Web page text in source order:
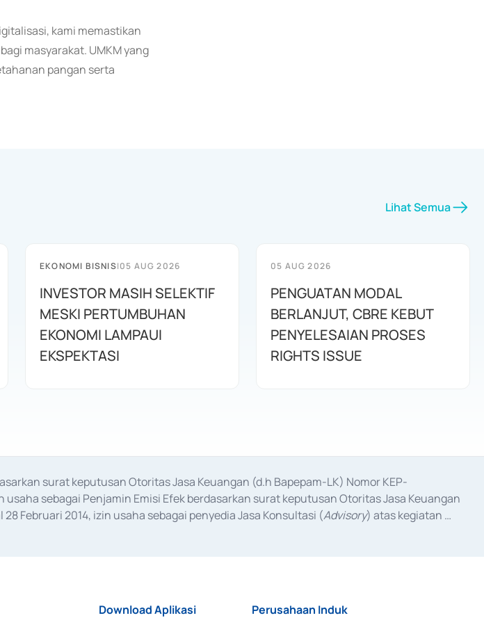
kami memastikan
masyarakat. UMKM yang
pangan serta
Lihat Semua
EKONOMI BISNIS|05 AUG 2026
INVESTOR MASIH SELEKTIF
MESKI PERTUMBUHAN
EKONOMI LAMPAUI
EKSPEKTASI
05 AUG 2026
PENGUATAN MODAL
BERLANJUT, CBRE KEBUT
PENYELESAIAN PROSES
RIGHTS ISSUE
surat keputusan Otoritas Jasa Keuangan (d.h Bapepam-LK) Nomor KEP-
usaha sebagai Penjamin Emisi Efek berdasarkan surat keputusan Otoritas Jasa Keuangan
Februari 2014, izin usaha sebagai penyedia Jasa Konsultasi (Advisory) atas kegiatan
Download Aplikasi Perusahaan Induk